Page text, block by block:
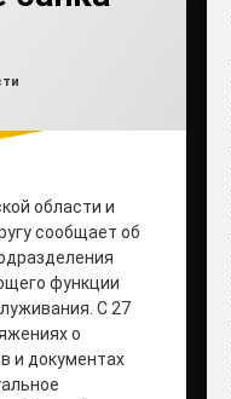
области и
сообщает об
функции
С 27
о
и документах